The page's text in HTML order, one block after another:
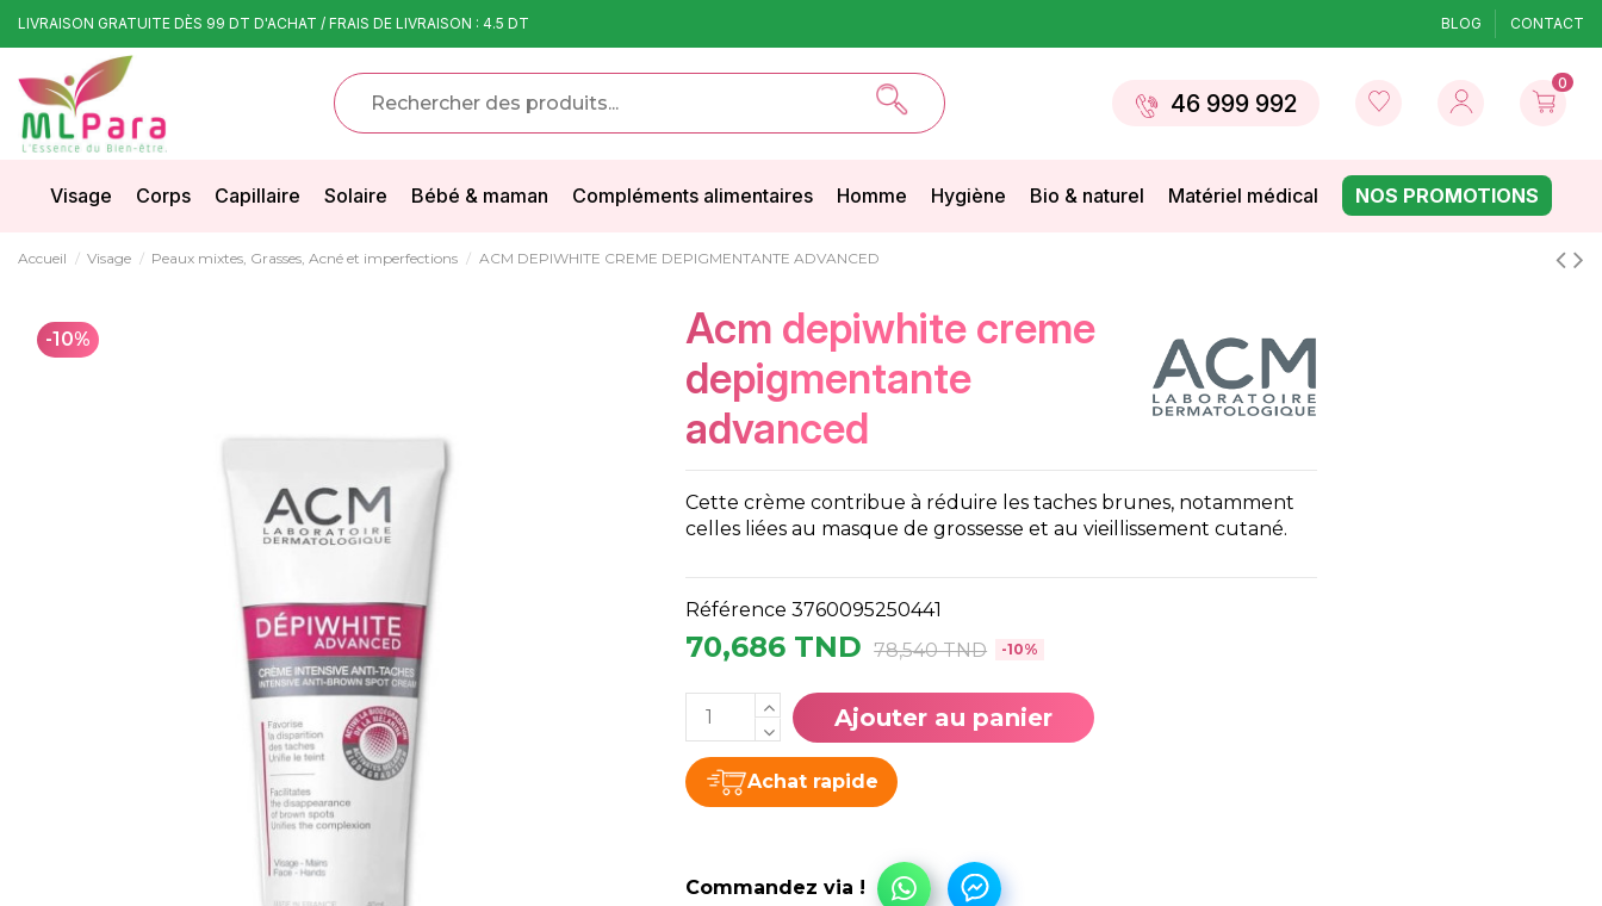
LIVRAISON GRATUITE DÈS 99 DT D'ACHAT / FRAIS DE LIVRAISON : 4.5 DT BLOG CONTACT
46 999 992
0
Visage Corps Capillaire Solaire Bébé & maman Compléments alimentaires Homme Hygiène Bio & naturel Matériel médical NOS PROMOTIONS
Accueil Visage Peaux mixtes, Grasses, Acné et imperfections ACM DEPIWHITE CREME DEPIGMENTANTE ADVANCED
-10%
acm depiwhite creme
depigmentante
advanced
Cette crème contribue à réduire les taches brunes, notamment
celles liées au masque de grossesse et au vieillissement cutané.
Référence 3760095250441
70,686 TND 78,540 TND -10%
Ajouter au panier
Achat rapide